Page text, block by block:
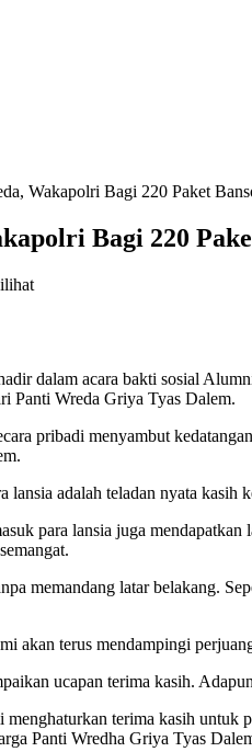
Wakapolri Bagi 220 Paket
Bagi 220
dalam acara bakti sosial
Panti Wreda Griya Tyas Dalem.
pribadi menyambut
lansia adalah teladan nyata
para lansia juga
memandang latar belakang.
akan terus mendampingi
ucapan terima kasih.
terima kasih untuk
Panti Wredha Griya Tyas